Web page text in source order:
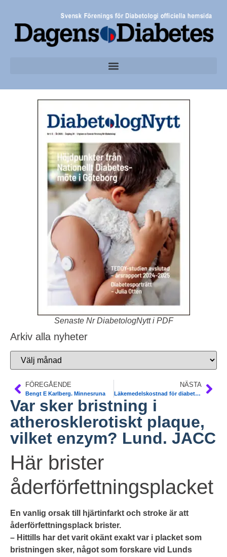
Senaste Nr DiabetologNytt i PDF
Arkiv alla nyheter
FÖREGÅENDE
Bengt E Karlberg. Minnesruna
NÄSTA
Läkemedelskostnad för diabetes 2023-2026. Socialstyrelsen
Var sker bristning i
atherosklerotiskt plaque,
vilket enzym? Lund. JACC
Här brister
åderförfettningsplacket
En vanlig orsak till hjärtinfarkt och stroke är att
åderförfettningsplack brister.
– Hittills har det varit okänt exakt var i placket som
bristningen sker, något som forskare vid Lunds